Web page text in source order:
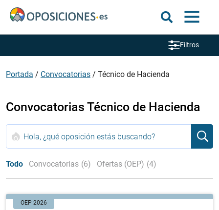
Filtros
Portada / Convocatorias / Técnico de Hacienda
Convocatorias Técnico de Hacienda
Todo Convocatorias (6) Ofertas (OEP) (4)
OEP 2026